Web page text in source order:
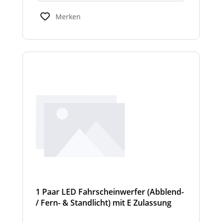
Scheinwerfermodulen können geringfügig
von den angegebenen Standardbreiten
abweichen. Modelle mit nur 2
auch ein weißes Mittelteil (beleuchtet oder
Merken
1 Paar LED Fahrscheinwerfer (Abblend-
/ Fern- & Standlicht) mit E Zulassung